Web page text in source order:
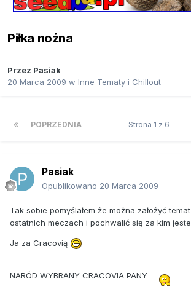
Piłka nożna
Przez Pasiak
20 Marca 2009 w Inne Tematy i Chillout
POPRZEDNIA Strona 1 z 6
Pasiak
Opublikowano 20 Marca 2009
Tak sobie pomyślałem że można założyć
ostatnich meczach i pochwalić się za kim
Ja za Cracovią
NARÓD WYBRANY CRACOVIA PANY